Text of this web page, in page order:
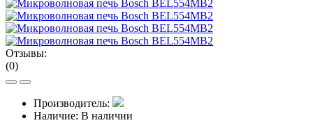
Отзывы:
(0)
Производитель:
Наличие: В наличии